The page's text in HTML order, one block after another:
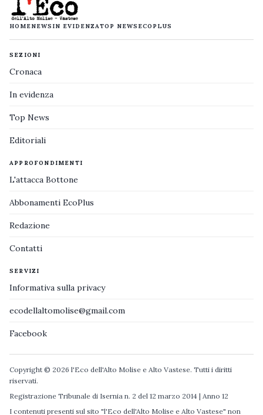
HOMENEWS IN EVIDENZATOP NEWS ECOPLUS
SEZIONI
Cronaca
In evidenza
Top News
Editoriali
APPROFONDIMENTI
L'attacca Bottone
Abbonamenti EcoPlus
Redazione
Contatti
SERVIZI
Informativa sulla privacy
ecodellaltomolise@gmail.com
Facebook
Copyright © 2026 l'Eco dell'Alto Molise e Alto Vastese. Tutti i diritti
riservati.
Registrazione Tribunale di Isernia n. 2 del 12 marzo 2014 | Anno 12
I contenuti presenti sul sito "l'Eco dell'Alto Molise e Alto Vastese" non